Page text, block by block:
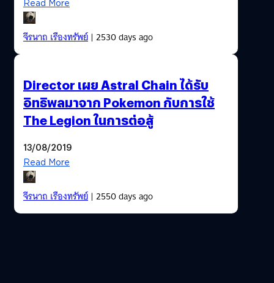
Read More
จีรนาถ เรืองทรัพย์| 2530 days ago
Director เผย Astral Chain ได้รับ
อิทธิพลมาจาก Pokemon กับการใช้
The Legion ในการต่อสู้
13/08/2019
Read More
จีรนาถ เรืองทรัพย์| 2550 days ago